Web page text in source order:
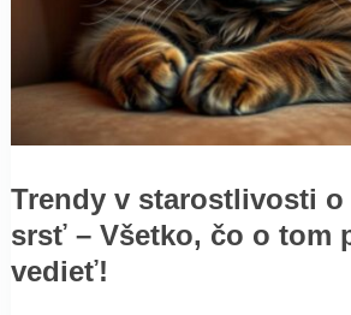
Trendy v starostlivosti o
srsť – Všetko, čo o tom
vedieť!